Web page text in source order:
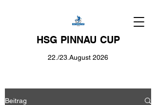
HSG PINNAU CUP
22./23.August 2026
Beitrag